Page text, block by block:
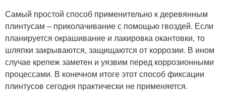
Самый простой способ применительно к деревянным
плинтусам – приколачивание с помощью гвоздей. Если
планируется окрашивание и лакировка окантовки, то
шляпки закрываются, защищаются от коррозии. В ином
случае крепеж заметен и уязвим перед коррозионными
процессами. В конечном итоге этот способ фиксации
плинтусов сегодня практически не применяется.